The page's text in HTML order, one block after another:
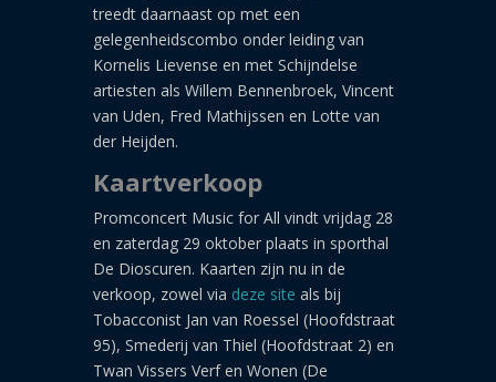
treedt daarnaast op met een
gelegenheidscombo onder leiding van
Kornelis Lievense en met Schijndelse
artiesten als Willem Bennenbroek, Vincent
van Uden, Fred Mathijssen en Lotte van
der Heijden.
Kaartverkoop
Promconcert Music for All vindt vrijdag 28
en zaterdag 29 oktober plaats in sporthal
De Dioscuren. Kaarten zijn nu in de
verkoop, zowel via deze site als bij
Tobacconist Jan van Roessel (Hoofdstraat
95), Smederij van Thiel (Hoofdstraat 2) en
Twan Vissers Verf en Wonen (De